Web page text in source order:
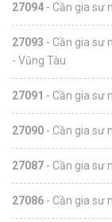
27094 - Cần gia sư
27093 - Cần gia sư
- Vũng Tàu
27091 - Cần gia sư
27090 - Cần gia sư
27087 - Cần gia sư
27086 - Cần gia sư